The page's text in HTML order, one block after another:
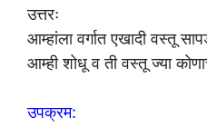
उत्तरः
आम्हांला वर्गात एखादी वस्तू
आम्ही शोधू व ती वस्तू ज्या
उपक्रम: